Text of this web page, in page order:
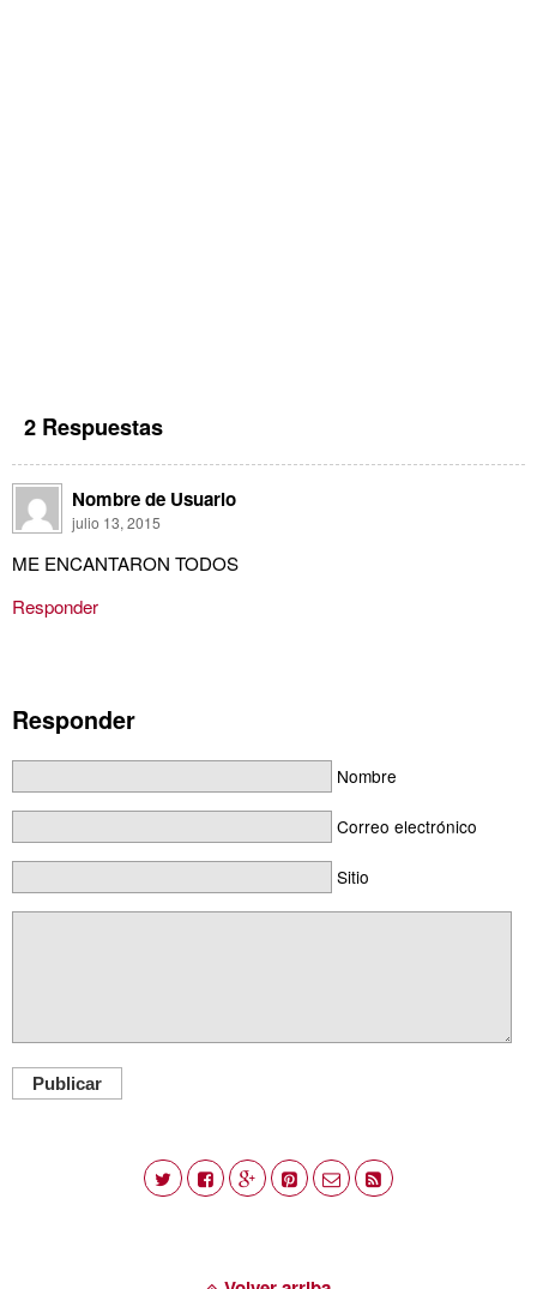
2 Respuestas
Nombre de Usuario
julio 13, 2015
ME ENCANTARON TODOS
Responder
Responder
Nombre
Correo electrónico
Sitio
Publicar